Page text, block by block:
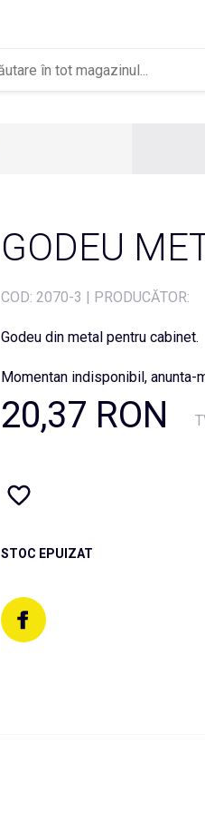
GODEU
COD: 2070-3 | PRODUCĂTOR:
Godeu din metal pentru cabinet.
Momentan indisponibil, anunta-
20,37 RON
STOC EPUIZAT